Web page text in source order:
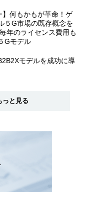
】何もかもが革命！ゲ
５G市場の既存概念を
年のライセンス費用も
Gモデル
モデルを成功に導
っと見る